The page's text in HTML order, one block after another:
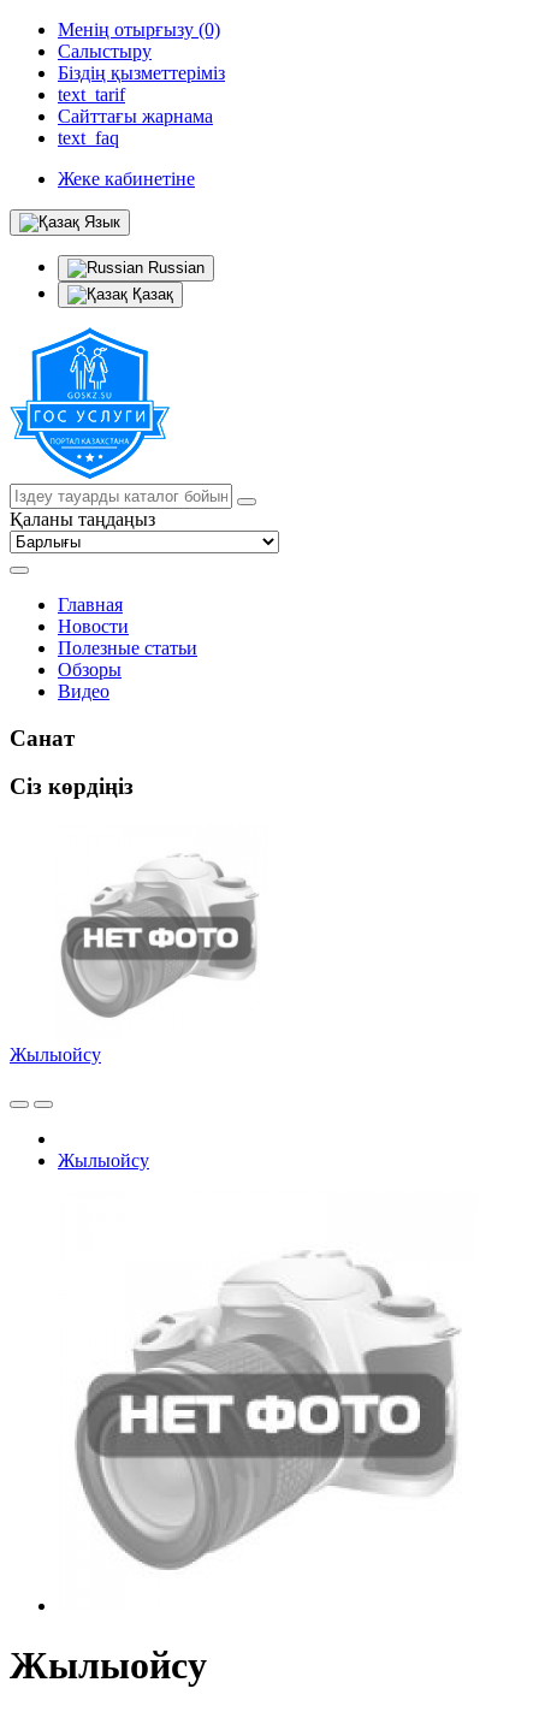
Менің отырғызу (0)
Салыстыру
Біздің қызметтеріміз
text_tarif
Сайттағы жарнама
text_faq
Жеке кабинетіне
Язык
Russian
Қазақ
Қаланы таңдаңыз
Главная
Новости
Полезные статьи
Обзоры
Видео
Санат
Сіз көрдіңіз
Жылыойсу
Жылыойсу
Жылыойсу